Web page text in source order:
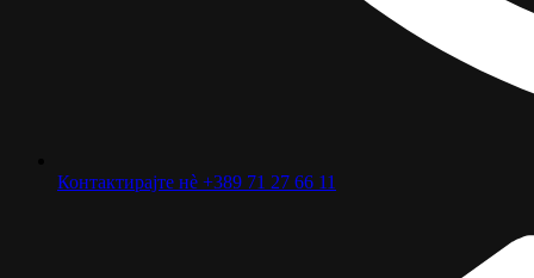
Контактирајте нѐ +389 71 27 66 11